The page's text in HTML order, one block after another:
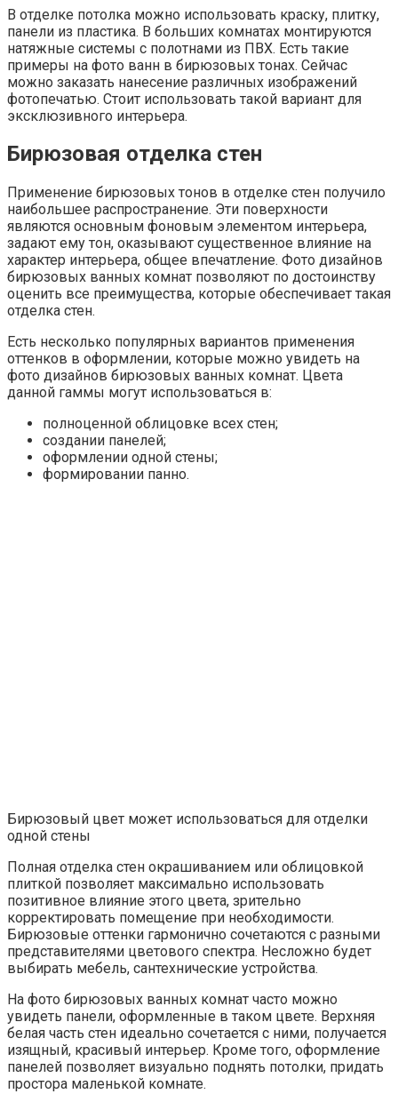
В отделке потолка можно использовать краску, плитку,
панели из пластика. В больших комнатах монтируются
натяжные системы с полотнами из ПВХ. Есть такие
примеры на фото ванн в бирюзовых тонах. Сейчас
можно заказать нанесение различных изображений
фотопечатью. Стоит использовать такой вариант для
эксклюзивного интерьера.
Бирюзовая отделка стен
Применение бирюзовых тонов в отделке стен получило
наибольшее распространение. Эти поверхности
являются основным фоновым элементом интерьера,
задают ему тон, оказывают существенное влияние на
характер интерьера, общее впечатление. Фото дизайнов
бирюзовых ванных комнат позволяют по достоинству
оценить все преимущества, которые обеспечивает такая
отделка стен.
Есть несколько популярных вариантов применения
оттенков в оформлении, которые можно увидеть на
фото дизайнов бирюзовых ванных комнат. Цвета
данной гаммы могут использоваться в:
полноценной облицовке всех стен;
создании панелей;
оформлении одной стены;
формировании панно.
Бирюзовый цвет может использоваться для отделки
одной стены
Полная отделка стен окрашиванием или облицовкой
плиткой позволяет максимально использовать
позитивное влияние этого цвета, зрительно
корректировать помещение при необходимости.
Бирюзовые оттенки гармонично сочетаются с разными
представителями цветового спектра. Несложно будет
выбирать мебель, сантехнические устройства.
На фото бирюзовых ванных комнат часто можно
увидеть панели, оформленные в таком цвете. Верхняя
белая часть стен идеально сочетается с ними, получается
изящный, красивый интерьер. Кроме того, оформление
панелей позволяет визуально поднять потолки, придать
простора маленькой комнате.